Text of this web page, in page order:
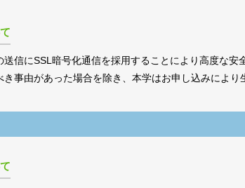
送信にSSL暗号化通信を採用することにより高度な
き事由があった場合を除き、本学はお申し込みによ